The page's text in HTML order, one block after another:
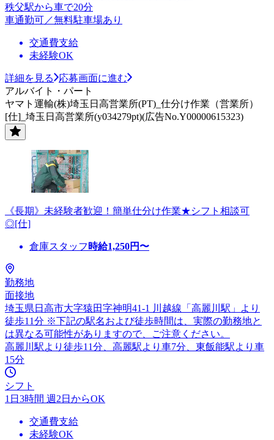
秩父駅から車で20分
車通勤可／無料駐車場あり
交通費支給
未経験OK
詳細を見る
応募画面に進む
アルバイト・パート
ヤマト運輸(株)埼玉日高営業所(PT)_仕分け作業（営業所）
[仕]_埼玉日高営業所(y034279pt)(広告No.Y00000615323)
《長期》未経験者歓迎！簡単仕分け作業★シフト相談可
◎[仕]
倉庫スタッフ 時給1,250円〜
勤務地
面接地
埼玉県日高市大字猿田字神明41-1 川越線「高麗川駅」より
徒歩11分 ※下記の駅名および徒歩時間は、実際の勤務地と
は異なる可能性がありますので、ご注意ください。
高麗川駅より徒歩11分、高麗駅より車7分、東飯能駅より車
15分
シフト
1日3時間 週2日からOK
交通費支給
未経験OK